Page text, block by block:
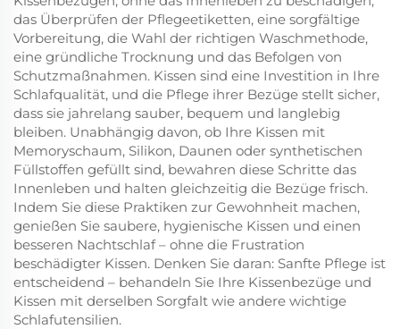
das Überprüfen der Pflegeetiketten, eine sorgfältige
Vorbereitung, die Wahl der richtigen Waschmethode,
eine gründliche Trocknung und das Befolgen von
Schutzmaßnahmen. Kissen sind eine Investition in Ihre
Schlafqualität, und die Pflege ihrer Bezüge stellt sicher,
dass sie jahrelang sauber, bequem und langlebig
bleiben. Unabhängig davon, ob Ihre Kissen mit
Memoryschaum, Silikon, Daunen oder synthetischen
Füllstoffen gefüllt sind, bewahren diese Schritte das
Innenleben und halten gleichzeitig die Bezüge frisch.
Indem Sie diese Praktiken zur Gewohnheit machen,
genießen Sie saubere, hygienische Kissen und einen
besseren Nachtschlaf – ohne die Frustration
beschädigter Kissen. Denken Sie daran: Sanfte Pflege ist
entscheidend – behandeln Sie Ihre Kissenbezüge und
Kissen mit derselben Sorgfalt wie andere wichtige
Schlafutensilien.